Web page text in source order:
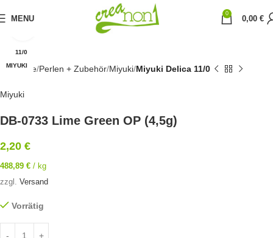
MENU
0
0,00 €
11/0
MIYUKI
Startseite Perlen + Zubehör Miyuki Miyuki Delica 11/0
Miyuki
DB-0733 Lime Green OP (4,5g)
2,20 €
488,89 € / kg
zzgl. Versand
Vorrätig